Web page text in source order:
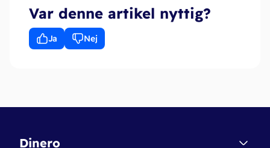
Var denne artikel nyttig?
Ja Nej
Dinero